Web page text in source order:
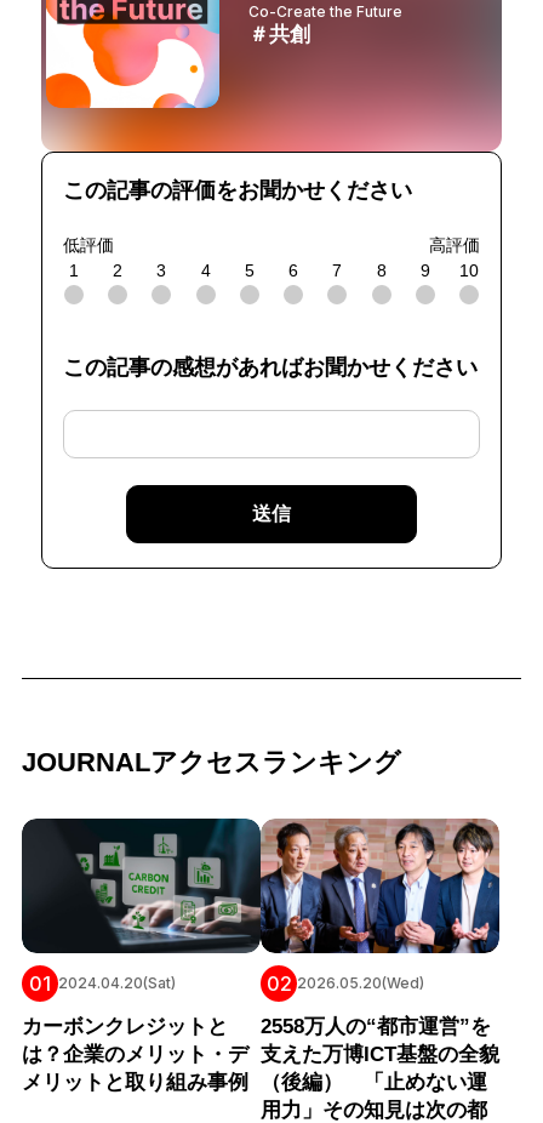
Co-Create the Future
＃共創
この記事の評価をお聞かせください
低評価
高評価
1
2 3 4 5 6 7 8 9 10
この記事の感想があればお聞かせください
送信
JOURNALアクセスランキング
01 2024.04.20(Sat)
カーボンクレジットと
は？企業のメリット・デ
メリットと取り組み事例
02 2026.05.20(Wed)
2558万人の“都市運営”を
支えた万博ICT基盤の全貌
（後編） 「止めない運
用力」その知見は次の都